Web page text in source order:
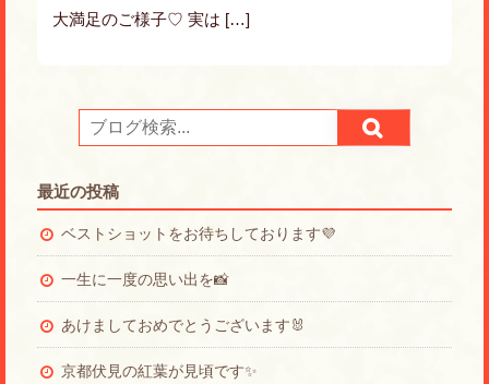
大満足のご様子♡ 実は […]
最近の投稿
ベストショットをお待ちしております💜
一生に一度の思い出を📸
あけましておめでとうございます🐰
京都伏見の紅葉が見頃です✨